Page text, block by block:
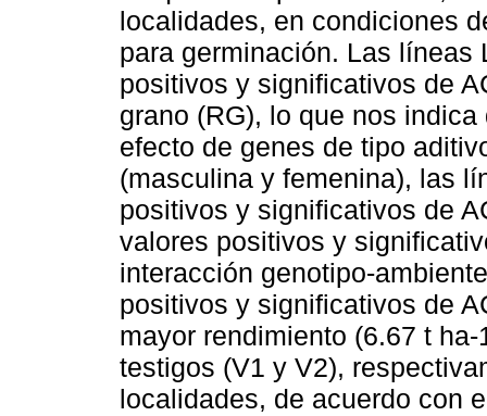
localidades, en condiciones
para germinación. Las líneas
positivos y significativos de
grano (RG), lo que nos
efecto de genes de tipo
(masculina y femenina), las
positivos y significativos de
valores positivos y
interacción genotipo-
positivos y significativos de
mayor rendimiento (6.67 t
testigos (V1 y V2),
localidades, de acuerdo con